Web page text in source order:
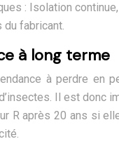
: Isolation
fabricant.
à long terme
à perdre en
Il est
R après 20 ans si